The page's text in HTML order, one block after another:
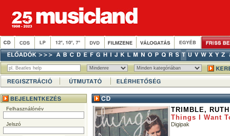
Felhasználónév
Jelszó
TRIMBLE, RUTH
Things I Want
Digipak